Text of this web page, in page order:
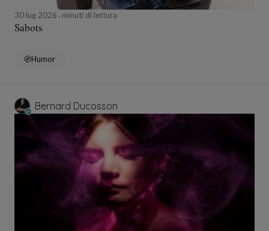
30 lug 2026 minuti di lettura
Sabots
Humor
Bernard Ducosson